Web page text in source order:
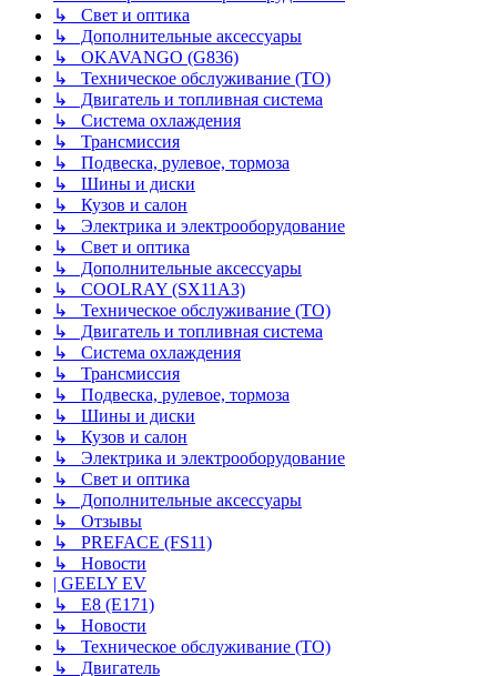
↳ Свет и оптика
↳ Дополнительные аксессуары
↳ OKAVANGO (G836)
↳ Техническое обслуживание (ТО)
↳ Двигатель и топливная система
↳ Система охлаждения
↳ Трансмиссия
↳ Подвеска, рулевое, тормоза
↳ Шины и диски
↳ Кузов и салон
↳ Электрика и электрооборудование
↳ Свет и оптика
↳ Дополнительные аксессуары
↳ COOLRAY (SX11A3)
↳ Техническое обслуживание (ТО)
↳ Двигатель и топливная система
↳ Система охлаждения
↳ Трансмиссия
↳ Подвеска, рулевое, тормоза
↳ Шины и диски
↳ Кузов и салон
↳ Электрика и электрооборудование
↳ Свет и оптика
↳ Дополнительные аксессуары
↳ Отзывы
↳ PREFACE (FS11)
↳ Новости
| GEELY EV
↳ E8 (E171)
↳ Новости
↳ Техническое обслуживание (ТО)
↳ Двигатель